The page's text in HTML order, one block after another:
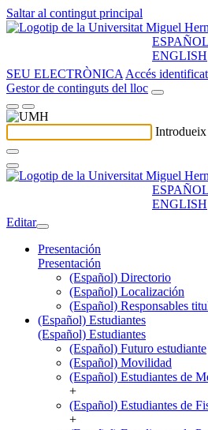
Saltar al contingut principal
ESPAÑOL
ENGLISH
SEU ELECTRÒNICA Accés
Gestor de continguts del lloc
Introdueix
ESPAÑOL
ENGLISH
Editar
Presentación
Presentación
(Español) Directorio
(Español) Localización
(Español) Responsables
(Español) Estudiantes
(Español) Estudiantes
(Español) Futuro estudiante
(Español) Movilidad
(Español) Estudiantes de
+
(Español) Estudiantes de
+